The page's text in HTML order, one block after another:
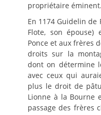
propriétaire éminent.
En 1174 Guidelin de
Flote, son épouse)
Ponce et aux frères
droits sur la
dont on détermine
avec ceux qui
plus le droit de
Lionne à la Bourne
passage des frères